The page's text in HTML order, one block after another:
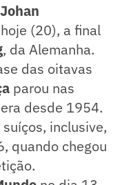
Johan
(20), a final
, da Alemanha.
das oitavas
parou nas
desde 1954.
inclusive,
quando chegou